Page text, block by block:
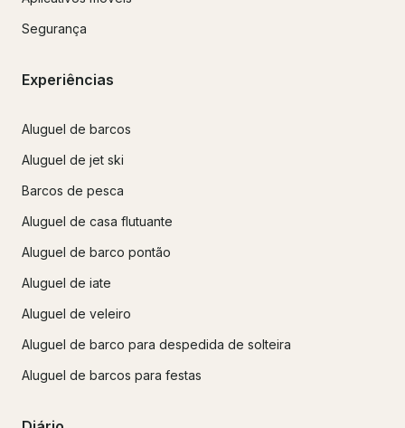
Segurança
Experiências
Aluguel de barcos
Aluguel de jet ski
Barcos de pesca
Aluguel de casa flutuante
Aluguel de barco pontão
Aluguel de iate
Aluguel de veleiro
Aluguel de barco para despedida de solteira
Aluguel de barcos para festas